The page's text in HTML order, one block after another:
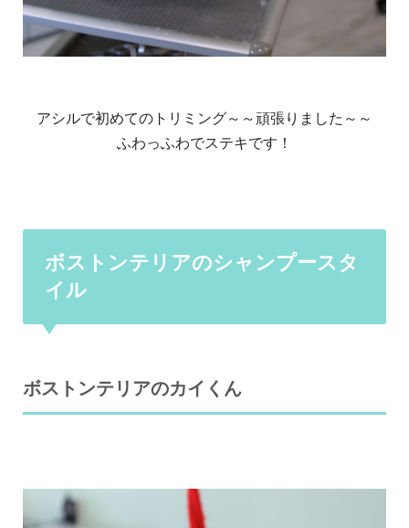
アシルで初めてのトリミング～～頑張りました～～
ふわっふわでステキです！
ボストンテリアのシャンプースタ
イル
ボストンテリアのカイくん